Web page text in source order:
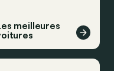
meilleures